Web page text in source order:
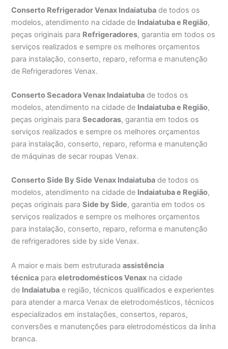
Conserto Refrigerador Venax Indaiatuba de todos os
modelos, atendimento na cidade de Indaiatuba e Região,
peças originais para Refrigeradores, garantia em todos os
serviços realizados e sempre os melhores orçamentos
para instalação, conserto, reparo, reforma e manutenção
de Refrigeradores Venax.
Conserto Secadora Venax Indaiatuba de todos os
modelos, atendimento na cidade de Indaiatuba e Região,
peças originais paraSecadoras, garantia em todos os
serviços realizados e sempre os melhores orçamentos
para instalação, conserto, reparo, reforma e manutenção
de máquinas de secar roupas Venax.
Conserto Side By Side Venax Indaiatuba de todos os
modelos, atendimento na cidade de Indaiatuba e Região,
peças originais paraSide by Side, garantia em todos os
serviços realizados e sempre os melhores orçamentos
para instalação, conserto, reparo, reforma e manutenção
de refrigeradores side by side Venax.
A maior e mais bem estruturadaassistência
técnica paraeletrodomésticos Venax na cidade
de Indaiatuba e região, técnicos qualificados e experientes
para atender a marca Venax de eletrodomésticos, técnicos
especializados em instalações, consertos, reparos,
conversões e manutenções para eletrodomésticos da linha
branca.